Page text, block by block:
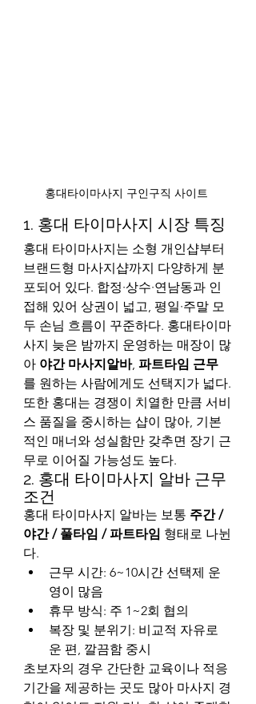
홍대타이마사지 구인구직 사이트
1. 홍대 타이마사지 시장 특징
홍대 타이마사지는 소형 개인샵부터
브랜드형 마사지샵까지 다양하게 분
포되어 있다. 합정·상수·연남동과 인
접해 있어 상권이 넓고, 평일·주말 모
두 손님 흐름이 꾸준하다. 홍대타이마
사지 늦은 밤까지 운영하는 매장이 많
아 야간 마사지알바, 파트타임 근무
를 원하는 사람에게도 선택지가 넓다.
또한 홍대는 경쟁이 치열한 만큼 서비
스 품질을 중시하는 샵이 많아, 기본
적인 매너와 성실함만 갖추면 장기 근
무로 이어질 가능성도 높다.
2. 홍대 타이마사지 알바 근무
조건
홍대 타이마사지 알바는 보통 주간 /
야간 / 풀타임 / 파트타임 형태로 나뉜
다.
근무 시간: 6~10시간 선택제 운
영이 많음
휴무 방식: 주 1~2회 협의
복장 및 분위기: 비교적 자유로
운 편, 깔끔함 중시
초보자의 경우 간단한 교육이나 적응
기간을 제공하는 곳도 많아 마사지 경